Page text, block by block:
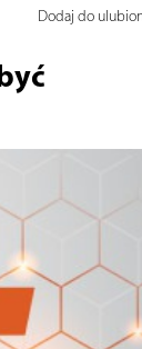
Dodaj do